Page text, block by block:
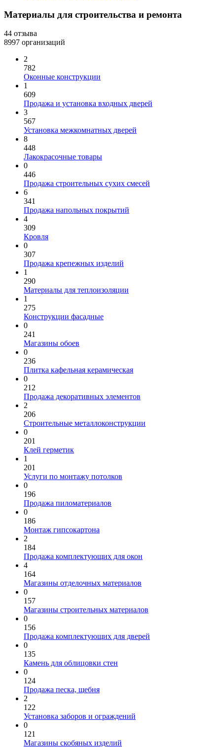
Материалы для строительства и ремонта
44 отзыва
8997 организаций
2
782
Оконные конструкции
1
609
Продажа и установка входных дверей
3
567
Установка межкомнатных дверей
8
448
Лакокрасочные товары
0
446
Продажа строительных сухих смесей
6
341
Продажа напольных покрытий
4
309
Кровля
0
307
Продажа крепежных изделий
1
290
Материалы для теплоизоляции
1
275
Конструкции фасадные
0
241
Магазины обоев
0
236
Плитка кафельная керамическая
0
212
Продажа декоративных элементов
2
206
Строительные металлоконструкции
0
201
Клей герметик
1
201
Услуги по монтажу потолков
0
196
Продажа пиломатериалов
0
186
Монтаж гипсокартона
2
184
Продажа комплектующих для окон
4
164
Магазины отделочных материалов
0
157
Магазины строительных материалов
0
156
Продажа комплектующих для дверей
0
135
Камень для облицовки стен
0
124
Продажа песка, щебня
2
122
Установка заборов и ограждений
0
121
Магазины скобяных изделий